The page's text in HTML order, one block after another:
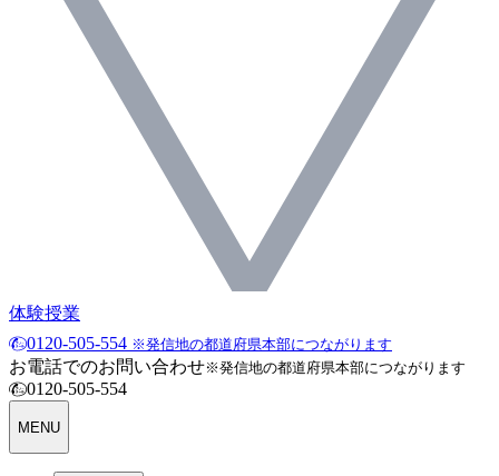
体験授業
0120-505-554 ※発信地の都道府県本部につながります
お電話でのお問い合わせ※発信地の都道府県本部につながります
0120-505-554
MENU